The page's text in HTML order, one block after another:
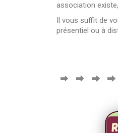
association
Il vous suffit de
présentiel ou à